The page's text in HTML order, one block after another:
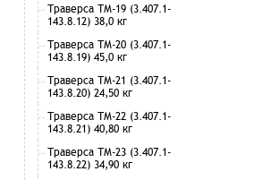
Траверса ТМ-19 (3.407.1-
143.8.12) 38,0 кг
Траверса ТМ-20 (3.407.1-
143.8.19) 45,0 кг
Траверса ТМ-21 (3.407.1-
143.8.20) 24,50 кг
Траверса ТМ-22 (3.407.1-
143.8.21) 40,80 кг
Траверса ТМ-23 (3.407.1-
143.8.22) 34,90 кг